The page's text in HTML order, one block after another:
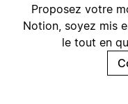
Proposez votre
Notion, soyez mis
le tout en